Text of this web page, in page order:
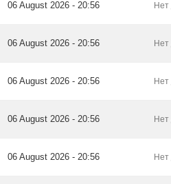
06 August 2026 - 20:56 Нет
06 August 2026 - 20:56 Нет
06 August 2026 - 20:56 Нет
06 August 2026 - 20:56 Нет
06 August 2026 - 20:56 Нет